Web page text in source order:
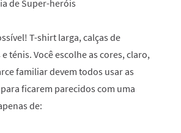
T-shirt larga, calças de
ténis. Você escolhe as cores, claro,
familiar devem todos usar as
ficarem parecidos com uma
de: